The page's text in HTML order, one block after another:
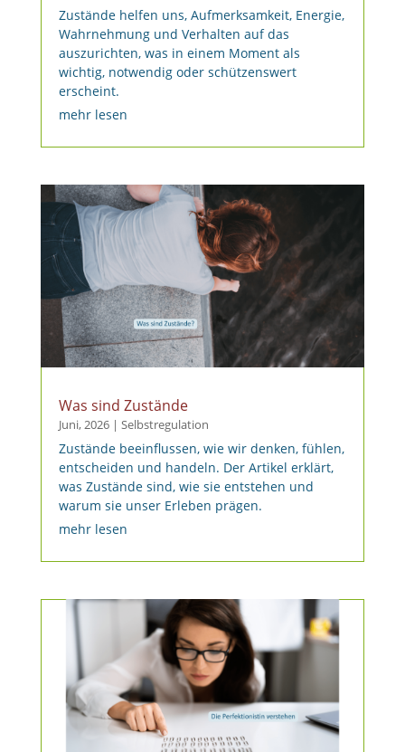
Zustände helfen uns, Aufmerksamkeit, Energie,
Wahrnehmung und Verhalten auf das
auszurichten, was in einem Moment als
wichtig, notwendig oder schützenswert
erscheint.
mehr lesen
Was sind Zustände
Juni, 2026| Selbstregulation
Zustände beeinflussen, wie wir denken, fühlen,
entscheiden und handeln. Der Artikel erklärt,
was Zustände sind, wie sie entstehen und
warum sie unser Erleben prägen.
mehr lesen